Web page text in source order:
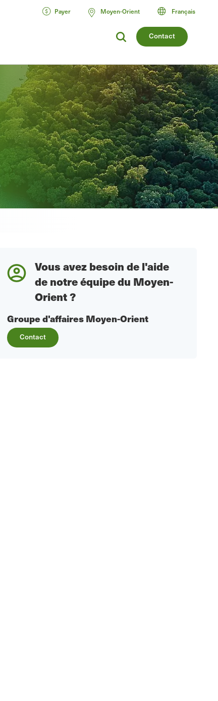
Contact
Payer Moyen-Orient Français
Vous avez besoin de l'aide
de notre équipe du Moyen-
Orient ?
Groupe d'affaires Moyen-Orient
Contact